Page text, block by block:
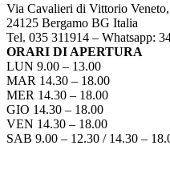
Via Cavalieri di Vittorio
24125 Bergamo BG Italia
Tel. 035 311914 – Whatsapp:
ORARI DI APERTURA
LUN 9.00 – 13.00
MAR 14.30 – 18.00
MER 14.30 – 18.00
GIO 14.30 – 18.00
VEN 14.30 – 18.00
SAB 9.00 – 12.30 / 14.30 –